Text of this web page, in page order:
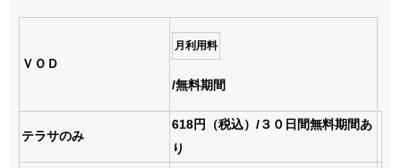
ＶＯＤ
月利用料
/無料期間
テラサのみ
618円（税込）/３０日間無料期間あ
り